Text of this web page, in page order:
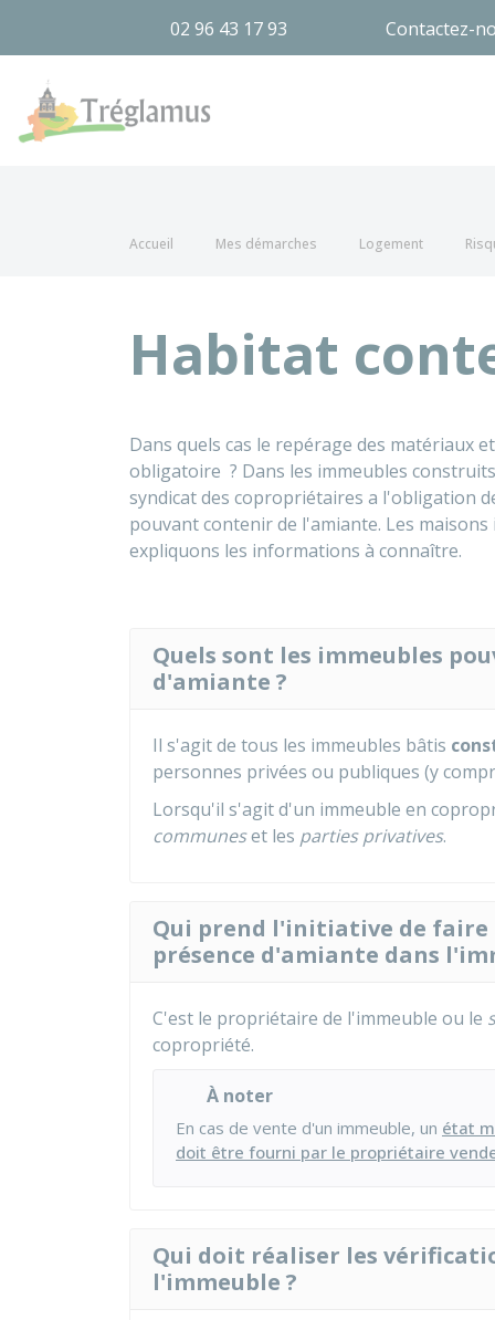
02 96 43 17 93 Contactez-
Accueil Mes démarches Logement
Habitat
Dans quels cas le repérage des matériaux
obligatoire ? Dans les immeubles construits
syndicat des copropriétaires a l'obligation
pouvant contenir de l'amiante. Les
expliquons les informations à connaître.
Quels sont les immeubles
d'amiante ?
Il s'agit de tous les immeubles bâtis
personnes privées ou publiques (y
Lorsqu'il s'agit d'un immeuble en
communeset les parties privatives.
Qui prend l'initiative de faire
présence d'amiante dans
C'est le propriétaire de l'immeuble ou le
copropriété.
À noter
En cas de vente d'un immeuble, un état
doit être fourni par le propriétaire
Qui doit réaliser les
l'immeuble ?